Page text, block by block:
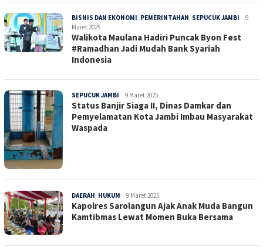
BISNIS DAN EKONOMI, PEMERINTAHAN, SEPUCUK JAMBI Sepucuk
9
Maret 2025
Walikota Maulana Hadiri Puncak Byon Fest
#Ramadhan Jadi Mudah Bank Syariah
Indonesia
SEPUCUK JAMBI Sepucuk
Jambi
9 Maret 2025
Status Banjir Siaga II, Dinas Damkar dan
Pemyelamatan Kota Jambi Imbau Masyarakat
Waspada
DAERAH, HUKUM Sepucuk
Jambi
9 Maret 2025
Kapolres Sarolangun Ajak Anak Muda Bangun
Kamtibmas Lewat Momen Buka Bersama